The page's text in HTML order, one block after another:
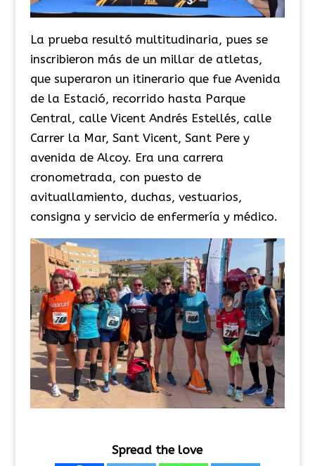
La prueba resultó multitudinaria, pues se
inscribieron más de un millar de atletas,
que superaron un itinerario que fue Avenida
de la Estació, recorrido hasta Parque
Central, calle Vicent Andrés Estellés, calle
Carrer la Mar, Sant Vicent, Sant Pere y
avenida de Alcoy. Era una carrera
cronometrada, con puesto de
avituallamiento, duchas, vestuarios,
consigna y servicio de enfermería y médico.
Spread the love